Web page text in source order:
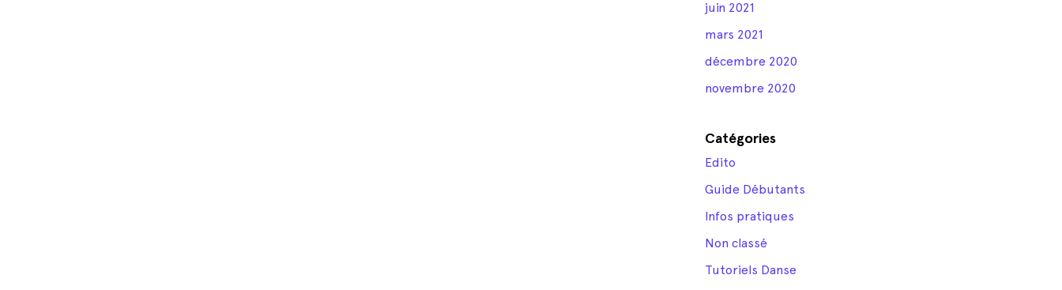
juin 2021
mars 2021
décembre 2020
novembre 2020
Catégories
Edito
Guide Débutants
Infos pratiques
Non classé
Tutoriels Danse